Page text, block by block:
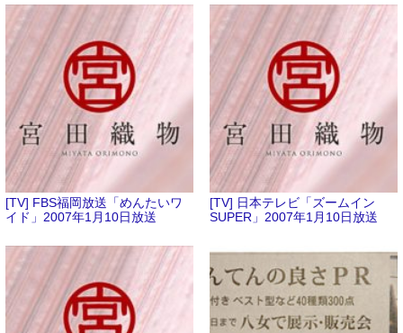
[TV] FBS福岡放送「めんたいワ
イド」2007年1月10日放送
[TV] 日本テレビ「ズームイン
SUPER」2007年1月10日放送